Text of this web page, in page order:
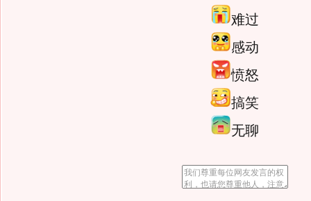
难过
感动
愤怒
搞笑
无聊